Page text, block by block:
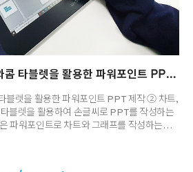
[슬기로운 재택생활] 와콤 타블렛을 활용한 파워포인트 PPT 제작 ② 차트, 그래프
블렛을 활용한 파워포인트 PPT 제작 ② 차트,
블렛을 활용하여 손글씨로 PPT를 작성하는
파워포인트로 차트와 그래프를 작성하는